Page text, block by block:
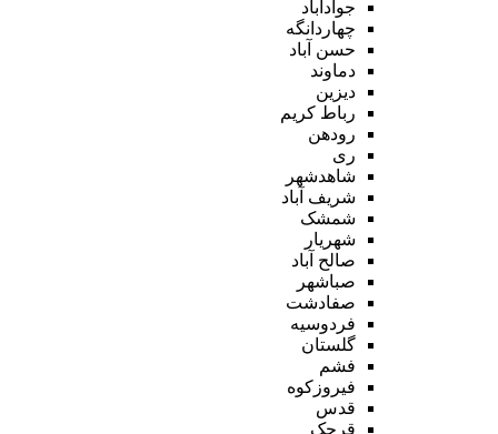
جوادآباد
چهاردانگه
حسن آباد
دماوند
دیزین
رباط کریم
رودهن
ری
شاهدشهر
شریف آباد
شمشک
شهریار
صالح آباد
صباشهر
صفادشت
فردوسیه
گلستان
فشم
فیروزکوه
قدس
قرچک